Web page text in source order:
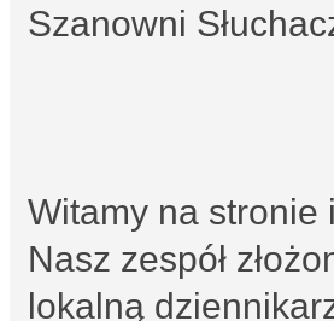
Szanowni
Witamy na stronie
Nasz zespół
lokalną